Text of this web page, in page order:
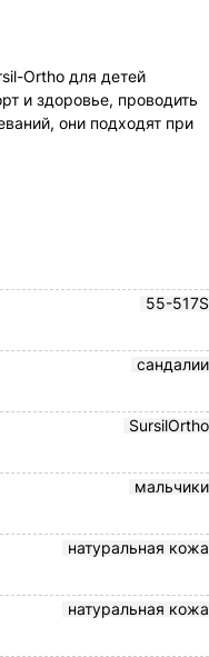
Ortho для детей
и здоровье, проводить
они подходят при
55-517S
сандалии
SursilOrtho
мальчики
натуральная кожа
натуральная кожа